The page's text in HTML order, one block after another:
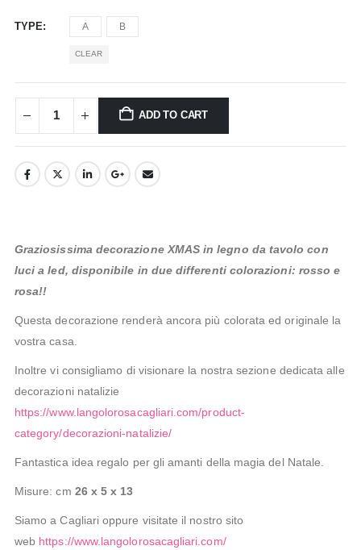
TYPE A B
CLEAR
ADD TO CART
Graziosissima decorazione XMAS in legno da tavolo con
luci a led, disponibile in due differenti colorazioni: rosso e
rosa!!
Questa decorazione renderà ancora più colorata ed originale la
vostra casa.
Inoltre vi consigliamo di visionare la nostra sezione dedicata alle
decorazioni natalizie
https://www.langolorosacagliari.com/product-
category/decorazioni-natalizie/
Fantastica idea regalo per gli amanti della magia del Natale.
Misure: cm 26 x 5 x 13
Siamo a Cagliari oppure visitate il nostro sito
web https://www.langolorosacagliari.com/